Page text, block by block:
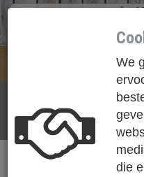
WAT DOEN WE?
TUINHOUT
We
die